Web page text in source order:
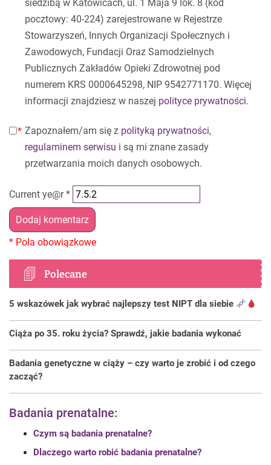
siedzibą w Katowicach, ul. 1 Maja 9 lok. 8 (kod
pocztowy: 40-224) zarejestrowane w Rejestrze
Stowarzyszeń, Innych Organizacji Społecznych i
Zawodowych, Fundacji Oraz Samodzielnych
Publicznych Zakładów Opieki Zdrowotnej pod
numerem KRS 0000645298, NIP 9542771170. Więcej
informacji znajdziesz w naszej polityce prywatności.
Zapoznałem/am się z polityką prywatności,
regulaminem serwisu i są mi znane zasady
przetwarzania moich danych osobowych.
Current ye@r*
Polecane
5 wskazówek jak wybrać najlepszy test NIPT dla siebie
Ciąża po 35. roku życia? Sprawdź, jakie badania wykonać
Badania genetyczne w ciąży – czy warto je zrobić i od czego
zacząć?
Badania prenatalne:
Czym są badania prenatalne?
Dlaczego warto robić badania prenatalne?